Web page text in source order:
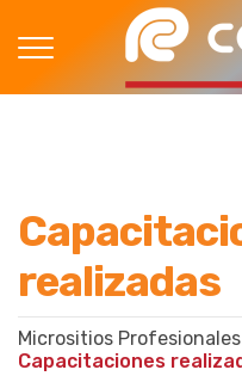
realizadas
Micrositios Profesionales
Capacitaciones